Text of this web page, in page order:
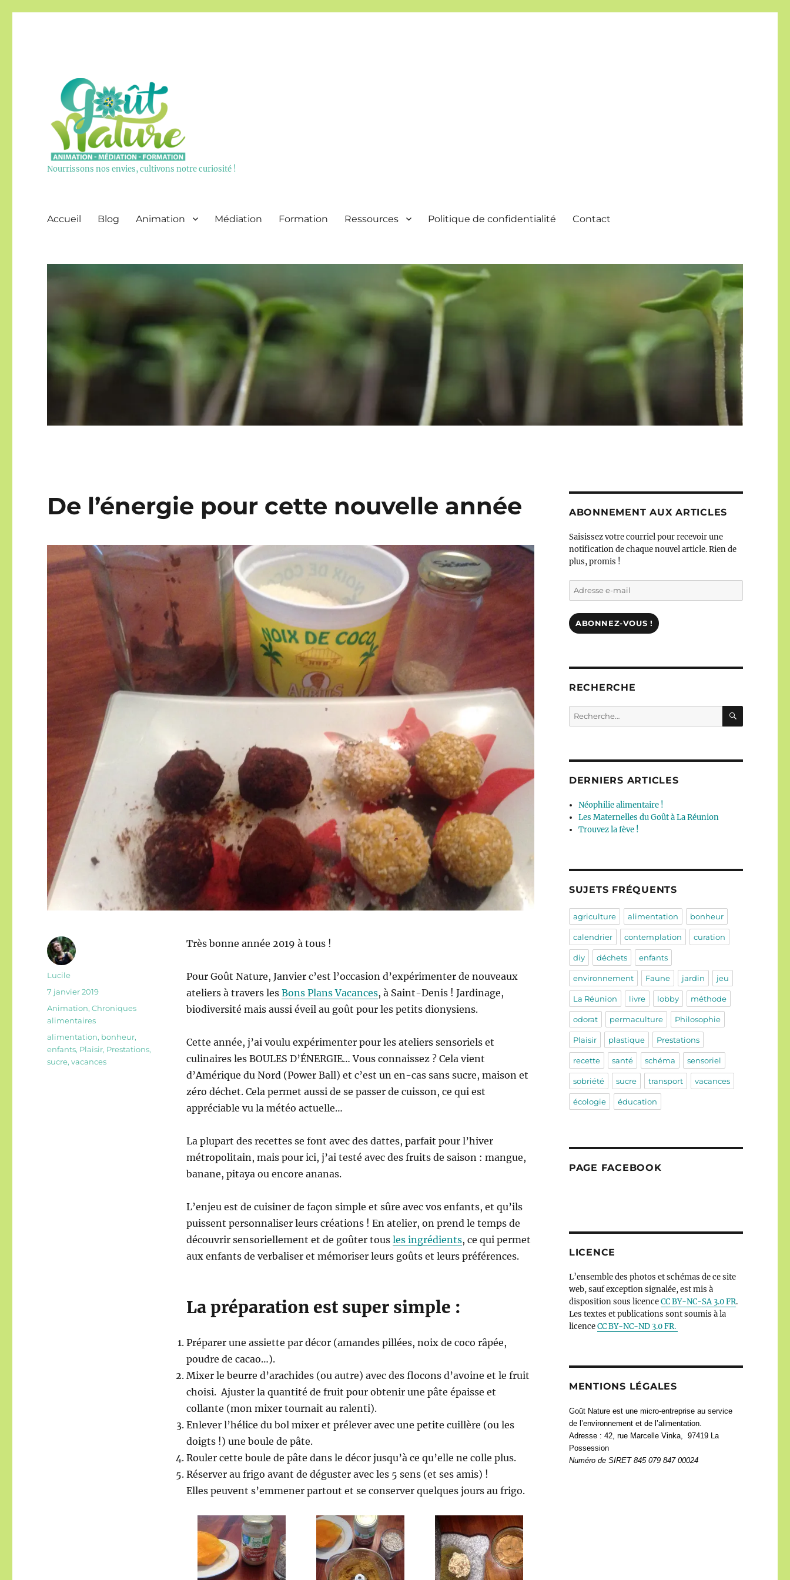
Nourrissons nos envies, cultivons notre curiosité !
Accueil Blog Animation Médiation Formation Ressources Politique de confidentialité Contact
De l’énergie pour cette nouvelle année
Très bonne année 2019 à tous !
Pour Goût Nature, Janvier c’est l’occasion d’expérimenter de nouveaux
ateliers à travers les Bons Plans Vacances, à Saint-Denis ! Jardinage,
biodiversité mais aussi éveil au goût pour les petits dionysiens.
Cette année, j’ai voulu expérimenter pour les ateliers sensoriels et
culinaires les BOULES D’ÉNERGIE…Vous connaissez ? Cela vient
d’Amérique du Nord (Power Ball) et c’est un en-cas sans sucre, maison et
zéro déchet. Cela permet aussi de se passer de cuisson, ce qui est
appréciable vu la météo actuelle…
La plupart des recettes se font avec des dattes, parfait pour l’hiver
métropolitain, mais pour ici, j’ai testé avec des fruits de saison : mangue,
banane, pitaya ou encore ananas.
L’enjeu est de cuisiner de façon simple et sûre avec vos enfants, et qu’ils
puissent personnaliser leurs créations ! En atelier, on prend le temps de
découvrir sensoriellement et de goûter tous les ingrédients, ce qui permet
aux enfants de verbaliser et mémoriser leurs goûts et leurs préférences.
La préparation est super simple :
Préparer une assiette par décor (amandes pillées, noix de coco râpée,
poudre de cacao…).
Mixer le beurre d’arachides (ou autre) avec des flocons d’avoine et le fruit
choisi. Ajuster la quantité de fruit pour obtenir une pâte épaisse et
collante (mon mixer tournait au ralenti).
Enlever l’hélice du bol mixer et prélever avec une petite cuillère (ou les
doigts !) une boule de pâte.
Rouler cette boule de pâte dans le décor jusqu’à ce qu’elle ne colle plus.
Réserver au frigo avant de déguster avec les 5 sens (et ses amis) !
Elles peuvent s’emmener partout et se conserver quelques jours au frigo.
Auteur
Lucile
Publié
7 janvier 2019
Catégories
Animation,Chroniques
alimentaires
Étiquettes
alimentation, bonheur,
enfants, Plaisir, Prestations,
sucre,vacances
ABONNEMENT AUX ARTICLES
Saisissez votre courriel pour recevoir une
notification de chaque nouvel article. Rien de
plus, promis !
Adresse
e-
ABONNEZ-VOUS !
RECHERCHE
Recherche
pour :
DERNIERS ARTICLES
Néophilie alimentaire !
Les Maternelles du Goût à La Réunion
Trouvez la fève !
SUJETS FRÉQUENTS
agriculture alimentation bonheur
calendrier contemplation curation
diy déchets enfants
environnement Faune jardin jeu
La Réunion livre lobby méthode
odorat permaculture Philosophie
Plaisir plastique Prestations
recette santé schéma sensoriel
sobriété sucre transport vacances
écologie éducation
PAGE FACEBOOK
LICENCE
L’ensemble des photos et schémas de ce site
web, sauf exception signalée, est mis à
disposition sous licenceCC BY-NC-SA 3.0 FR.
Les textes et publications sont soumis à la
licenceCC BY-NC-ND 3.0 FR.
MENTIONS LÉGALES
Goût Nature est une micro-entreprise au service
de l’environnement et de l’alimentation.
Adresse : 42, rue Marcelle Vinka, 97419 La
Possession
Numéro de SIRET 845 079 847 00024